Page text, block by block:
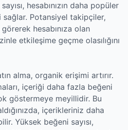
hesabınızın daha popüler
Potansiyel takipçiler,
hesabınıza olan
etkileşime geçme olasılığını
alma, organik erişimi artırır.
içeriği daha fazla beğeni
göstermeye meyillidir. Bu
içerikleriniz daha
Yüksek beğeni sayısı,